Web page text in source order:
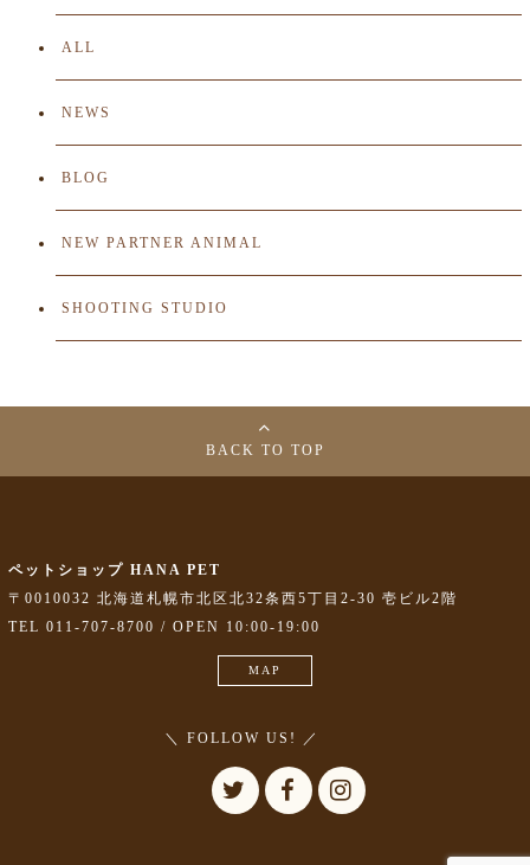
ALL
NEWS
BLOG
NEW PARTNER ANIMAL
SHOOTING STUDIO
BACK TO TOP
ペットショップ HANA PET
〒0010032 北海道札幌市北区北32条西5丁目2-30 壱ビル2階
TEL 011-707-8700 / OPEN 10:00-19:00
MAP
＼ FOLLOW US! ／